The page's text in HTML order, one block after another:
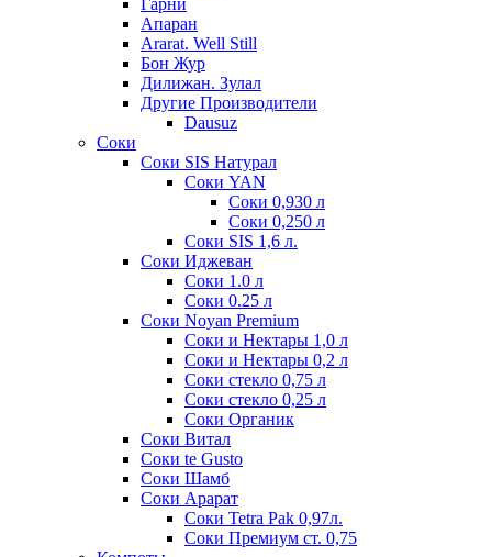
Гарни
Апаран
Ararat. Well Still
Бон Жур
Дилижан. Зулал
Другие Производители
Dausuz
Соки
Соки SIS Натурал
Соки YAN
Соки 0,930 л
Соки 0,250 л
Соки SIS 1,6 л.
Соки Иджеван
Соки 1.0 л
Соки 0.25 л
Соки Noyan Premium
Соки и Нектары 1,0 л
Соки и Нектары 0,2 л
Соки стекло 0,75 л
Соки стекло 0,25 л
Соки Органик
Соки Витал
Соки te Gusto
Соки Шамб
Соки Арарат
Соки Tetra Pak 0,97л.
Соки Премиум ст. 0,75